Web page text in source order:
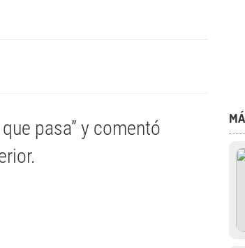
pasa” y comentó